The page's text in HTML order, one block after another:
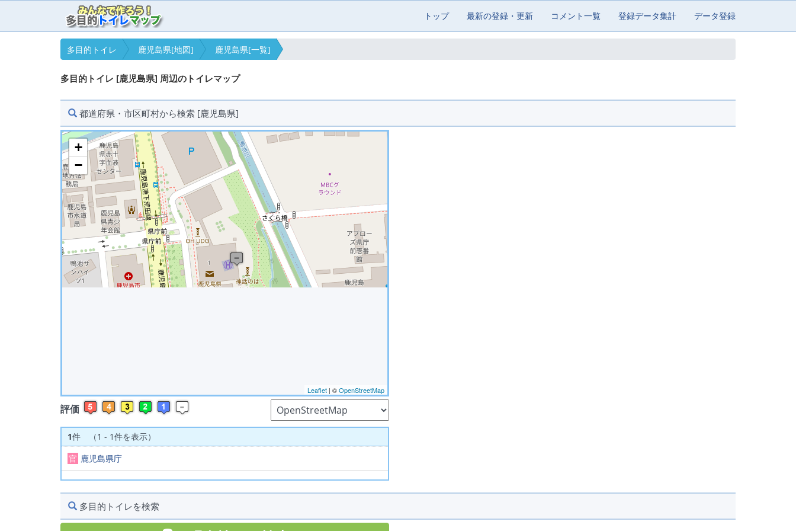
トップ 最新の登録・更新 コメント一覧 登録データ集計 データ登録
多目的トイレ 鹿児島県[地図] 鹿児島県[一覧]
多目的トイレ [鹿児島県] 周辺のトイレマップ
都道府県・市区町村から検索 [鹿児島県]
※ マップを検索、表示中です ※
+
−
Leaflet | ©OpenStreetMap
評価
1件 （1 - 1件を表示）
官 鹿児島県庁
多目的トイレを検索